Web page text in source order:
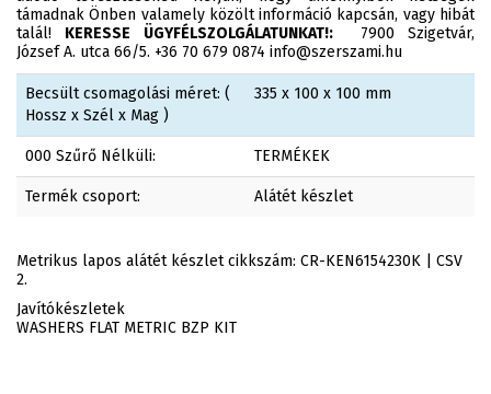
támadnak Önben valamely közölt információ kapcsán, vagy hibát
talál! KERESSE ÜGYFÉLSZOLGÁLATUNKAT!:7900 Szigetvár,
József A. utca 66/5. +36 70 679 0874 info@szerszami.hu
Becsült csomagolási méret: (
Hossz x Szél x Mag )
335 x 100 x 100 mm
000 Szűrő Nélküli: TERMÉKEK
Termék csoport: Alátét készlet
Metrikus lapos alátét készlet cikkszám: CR-KEN6154230K | CSV
2.
Javítókészletek
WASHERS FLAT METRIC BZP KIT